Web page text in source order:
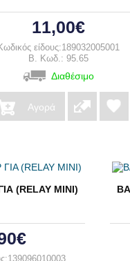
11,00€
είδους:189032005001
B. Κωδ.: 95.65
Διαθέσιμο
Αγορά
(RELAY MINI)